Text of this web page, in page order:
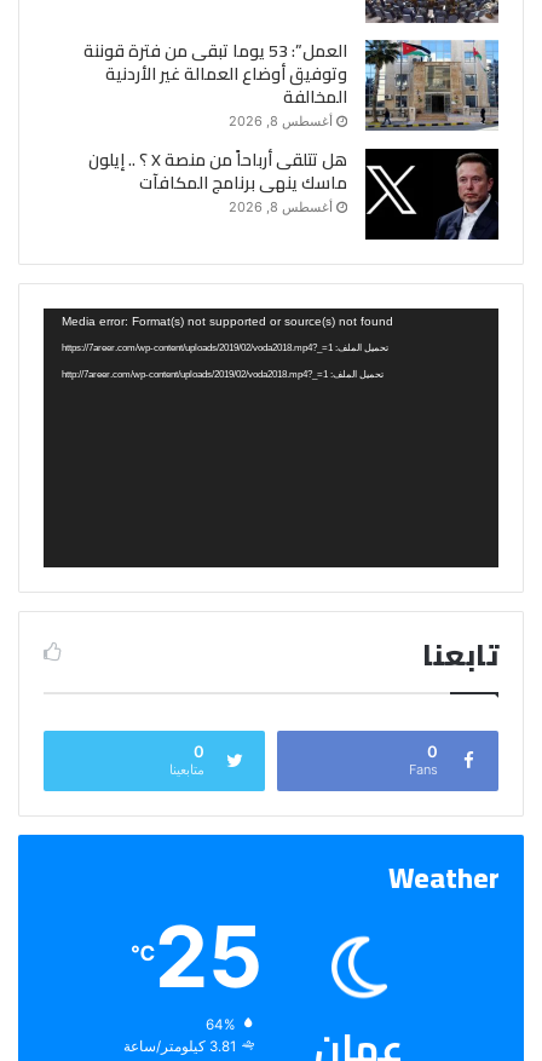
العمل”: 53 يوما تبقى من فترة قوننة
وتوفيق أوضاع العمالة غير الأردنية
المخالفة
أغسطس 8, 2026
هل تتلقى أرباحاً من منصة X ؟ .. إيلون
ماسك ينهى برنامج المكافآت
أغسطس 8, 2026
Media error: Format(s) not supported or source(s) not found
تحميل الملف: https://7areer.com/wp-content/uploads/2019/02/voda2018.mp4?_=1
تحميل الملف: http://7areer.com/wp-content/uploads/2019/02/voda2018.mp4?_=1
تابعنا
0
Fans
0
متابعينا
Weather
25
℃
الرطوبة:
الرياح: